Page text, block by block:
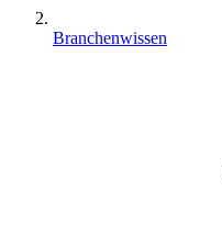
Branchenwissen